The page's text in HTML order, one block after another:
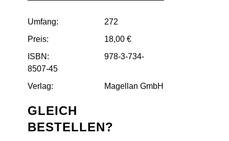
Umfang:
272
Preis:
18,00 €
ISBN:
978-3-734-
8507-45
Verlag:
Magellan GmbH
GLEICH
BESTELLEN?